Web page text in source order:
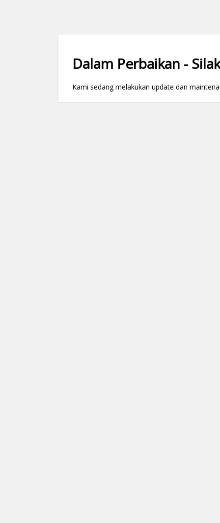
Dalam Perbaikan -
Kami sedang melakukan update dan